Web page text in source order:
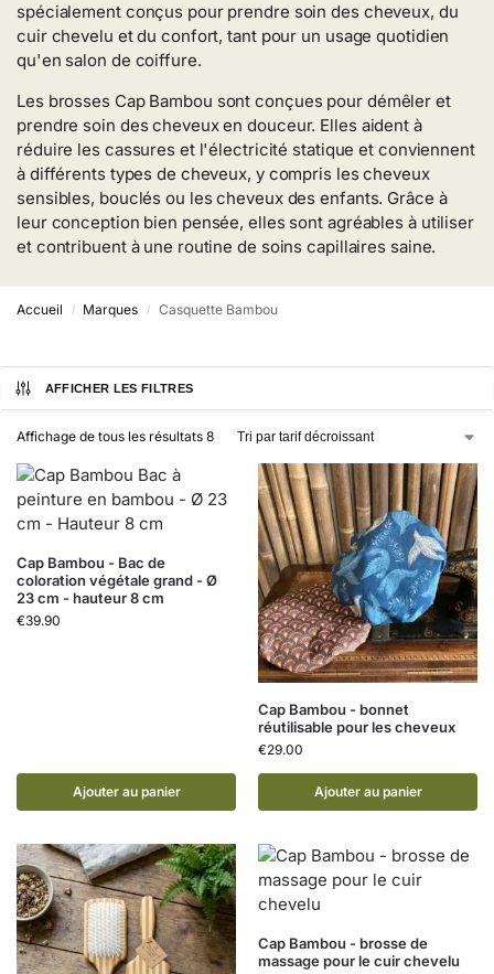
spécialement conçus pour prendre soin des cheveux, du
cuir chevelu et du confort, tant pour un usage quotidien
qu'en salon de coiffure.
Les brosses Cap Bambou sont conçues pour démêler et
prendre soin des cheveux en douceur. Elles aident à
réduire les cassures et l'électricité statique et conviennent
à différents types de cheveux, y compris les cheveux
sensibles, bouclés ou les cheveux des enfants. Grâce à
leur conception bien pensée, elles sont agréables à utiliser
et contribuent à une routine de soins capillaires saine.
Accueil / Marques / Casquette Bambou
AFFICHER LES FILTRES
Affichage de tous les résultats 8
Cap Bambou - Bac de
coloration végétale grand - Ø
23 cm - hauteur 8 cm
€39.90
Ajouter au panier
Cap Bambou - bonnet
réutilisable pour les cheveux
€29.00
Ajouter au panier
Cap Bambou - brosse de
massage pour le cuir chevelu